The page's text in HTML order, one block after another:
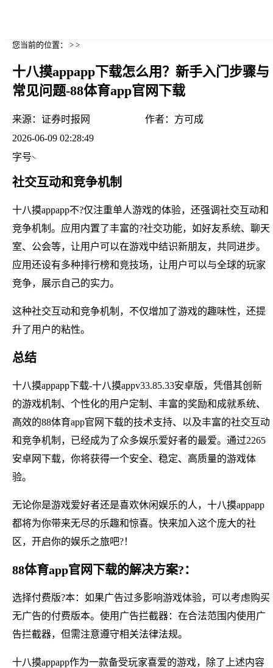
您当前的位置： > >
十八摸appapp下载怎么用？新手入门步骤与
常见问题-88体育app官网下载
来源： 证券时报网 作者： 方可成
2026-06-09 02:28:49
字号
社交互动和竞争机制
十八摸appapp不?仅注重单人游戏的体验，还强调社交互动和
竞争机制。应用内置了丰富的?社交功能，如好友系统、聊天
室、公会等，让用户可以在游戏中结识新朋友，共同进步。
应用还设有多种排行榜和竞技场，让用户可以与全球的玩家
竞争，展示自己的实力。
这种社交互动和竞争机制，不仅增加了游戏的趣味性，还提
升了用户的粘性。
总结
十八摸appapp下载-十八摸appv33.85.33安卓版，凭借其创新
的游戏机制、个性化的用户定制、丰富的奖励和成就系统、
高效的88体育app官网下载的技术支持、以及丰富的社交互动
和竞争机制，已经成为了众多娱乐爱好者的最爱。通过2265
安卓网下载，你将获得一个安全、稳定、高质量的游戏体
验。
无论你是游戏爱好者还是喜欢休闲娱乐的人，十八摸appapp
都将为你带来无尽的乐趣和惊喜。快来加入这个庞大的社
区，开启你的娱乐之旅吧?！
88体育app官网下载的解决方案?：
选择付费版?本：如果广告过多影响游戏体验，可以考虑购买
无广告的付费版本。使用广告拦截器：在合法范围内使用广
告拦截器，但需注意遵守相关法律法规。
十八摸appapp作为一款备受玩家喜爱的游戏，除了上述内容